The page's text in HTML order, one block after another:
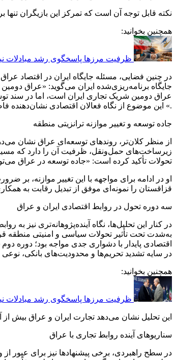
نکته قابل توجه آن است که تمرکز این بازیگران
همچنین بخوانید:
ظرفیت مرزها پاسخگوی رشد مبادلات
در چنین فضایی، مسئله جایگاه ایران در اقتصاد
جایگاه برنامه‌ریزی‌شده ایران می‌گوید: «عراق
عراق دومین شریک تجاری ایران است، اما در سند
.» این موضوع از نگاه فعالان اقتصادی نشان‌دهنده
جاده توسعه و تغییر موازنه ترانزیتی منطقه
از منظر کلان‌تر، روندهای توسعه‌ای عراق نشان
زیرساخت‌های حمل‌ونقل، ظرفیت آن را دارد که
تحولات تأکید کرده است: «جاده توسعه در عراق
او در ادامه برای مواجهه با این تغییر موازنه،
قزاقستان را نمونه‌ای موفق از تبدیل رقابت به
سه دوره تحول در روابط اقتصادی ایران و عراق
در کنار این تحلیل‌ها، نگاه آینده‌پژوهانه‌تری نیز
در سایه تشدید تحریم‌ها و محدودیت‌های بانکی،
همچنین بخوانید:
ظرفیت مرزها پاسخگوی رشد مبادلات
این تحلیل نشان می‌دهد تجارت ایران و عراق بیش
سناریوهای آینده روابط تجاری با عراق
در سطح راهبردی، برخی پیشنهادها نیز برای عبور